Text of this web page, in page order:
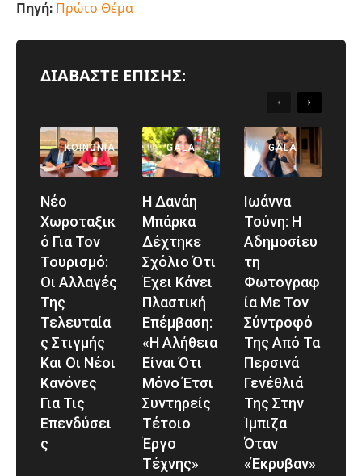
Πηγή: Πρώτο Θέμα
ΔΙΑΒΑΣΤΕ ΕΠΙΣΗΣ:
PreviousNext
ΚΟΙΝΩΝΊΑ
Νέο
Χωροταξικ
Ό Για Τον
Τουρισμό:
Οι Αλλαγές
Της
Τελευταία
Σ Στιγμής
Και Οι Νέοι
Κανόνες
Για Τις
Επενδύσει
Σ
GALA
Η Δανάη
Μπάρκα
Δέχτηκε
Σχόλιο Ότι
Έχει Κάνει
Πλαστική
Επέμβαση:
«Η Αλήθεια
Είναι Ότι
Μόνο Έτσι
Συντηρείς
Τέτοιο
Έργο
Τέχνης»
GALA
Ιωάννα
Τούνη: Η
Αδημοσίευ
Τη
Φωτογραφ
Ία Με Τον
Σύντροφό
Της Από Τα
Περσινά
Γενέθλιά
Της Στην
Ίμπιζα
Όταν
«έκρυβαν»